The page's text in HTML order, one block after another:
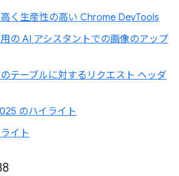
く生産性の高い Chrome DevTools
の AI アシスタントでの画像のアップ
テーブルに対するリクエスト ヘッダ
のハイライト
イト